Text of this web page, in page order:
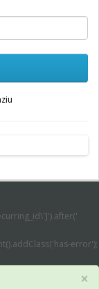
error');
×